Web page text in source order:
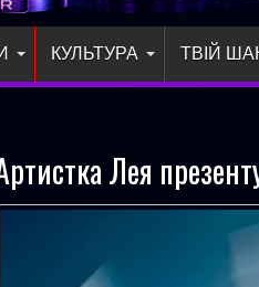
КУЛЬТУРА ТВІЙ
Лея